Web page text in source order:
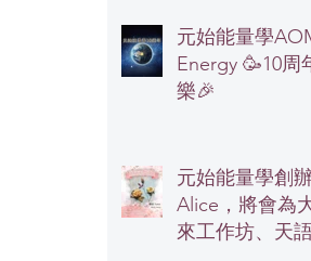
元始能量學
Energy 🥳10周
樂🎉
元始能量學創
Alice，將會為
來工作坊、天